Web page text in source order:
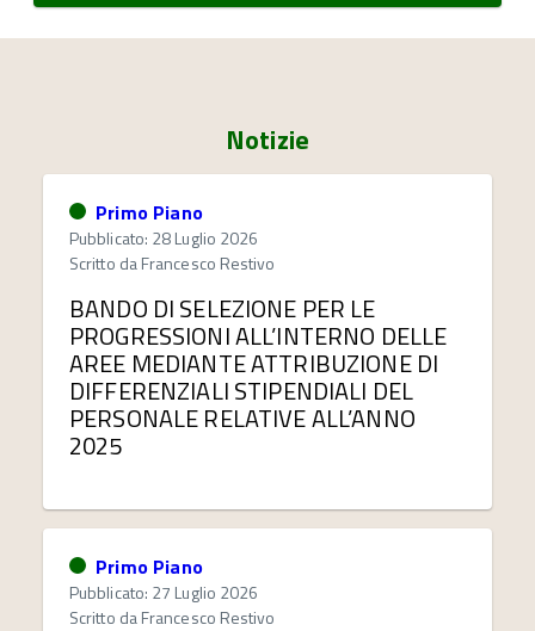
Notizie
Primo Piano
Pubblicato: 28 Luglio 2026
Scritto daFrancesco Restivo
BANDO DI SELEZIONE PER LE
PROGRESSIONI ALL’INTERNO DELLE
AREE MEDIANTE ATTRIBUZIONE DI
DIFFERENZIALI STIPENDIALI DEL
PERSONALE RELATIVE ALL’ANNO
2025
Primo Piano
Pubblicato: 27 Luglio 2026
Scritto daFrancesco Restivo